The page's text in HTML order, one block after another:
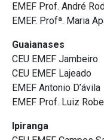
EMEF Prof. André
EMEF. Profª. Maria
Guaianases
CEU EMEF Jambeiro
CEU EMEF Lajeado
EMEF Antonio D’ávila
EMEF Prof. Luiz
Ipiranga